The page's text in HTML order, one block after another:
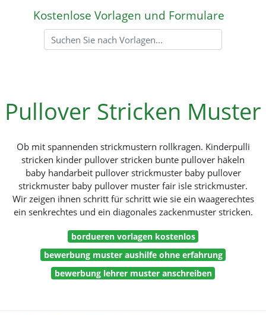
Kostenlose Vorlagen und Formulare
Pullover Stricken Muster
Ob mit spannenden strickmustern rollkragen. Kinderpulli
stricken kinder pullover stricken bunte pullover häkeln
baby handarbeit pullover strickmuster baby pullover
strickmuster baby pullover muster fair isle strickmuster.
Wir zeigen ihnen schritt für schritt wie sie ein waagerechtes
ein senkrechtes und ein diagonales zackenmuster stricken.
bordueren vorlagen kostenlos
bewerbung muster aushilfe ohne erfahrung
bewerbung lehrer muster anschreiben